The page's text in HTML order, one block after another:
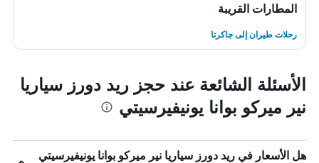
المطارات القريبة
رحلات طيران إلى جاكرتا
الأسئلة الشائعة عند حجز ريد دورز سياريا
نير ميركو بوانا يونيفيرسيتي
هل الأسعار في ريد دورز سياريا نير ميركو بوانا يونيفيرسيتي